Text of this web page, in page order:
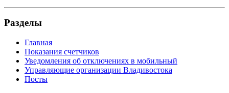
Разделы
Главная
Показания счетчиков
Уведомления об отключениях в мобильный
Управляющие организации Владивостока
Посты